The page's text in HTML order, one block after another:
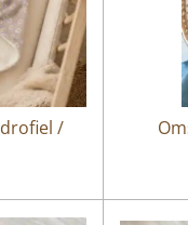
/